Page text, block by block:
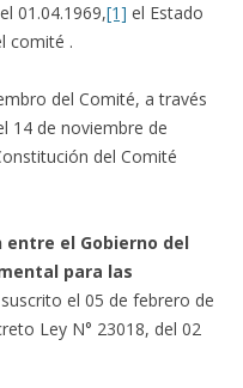
01.04.1969,[1] el Estado
comité .
del Comité, a través
14 de noviembre de
del Comité
entre el Gobierno del
para las
suscrito el 05 de febrero de
Ley N° 23018, del 02